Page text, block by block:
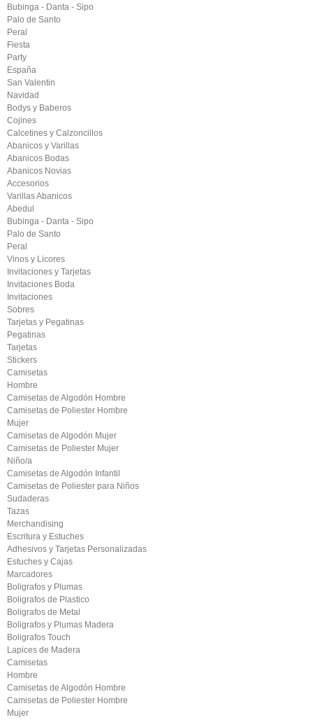
Bubinga - Danta - Sipo
Palo de Santo
Peral
Fiesta
Party
España
San Valentin
Navidad
Bodys y Baberos
Cojines
Calcetines y Calzoncillos
Abanicos y Varillas
Abanicos Bodas
Abanicos Novias
Accesorios
Varillas Abanicos
Abedul
Bubinga - Danta - Sipo
Palo de Santo
Peral
Vinos y Licores
Invitaciones y Tarjetas
Invitaciones Boda
Invitaciones
Sobres
Tarjetas y Pegatinas
Pegatinas
Tarjetas
Stickers
Camisetas
Hombre
Camisetas de Algodón Hombre
Camisetas de Poliester Hombre
Mujer
Camisetas de Algodón Mujer
Camisetas de Poliester Mujer
Niño/a
Camisetas de Algodón Infantil
Camisetas de Poliester para Niños
Sudaderas
Tazas
Merchandising
Escritura y Estuches
Adhesivos y Tarjetas Personalizadas
Estuches y Cajas
Marcadores
Boligrafos y Plumas
Boligrafos de Plastico
Boligrafos de Metal
Boligrafos y Plumas Madera
Boligrafos Touch
Lapices de Madera
Camisetas
Hombre
Camisetas de Algodón Hombre
Camisetas de Poliester Hombre
Mujer